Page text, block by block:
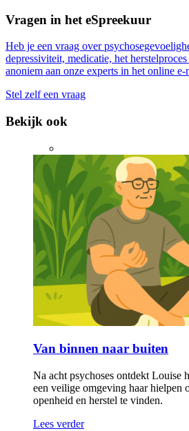
Vragen in het eSpreekuur
Heb je een vraag over
depressiviteit, medicatie, het
anoniem aan onze experts in het online e-
Stel zelf een vraag
Bekijk ook
Van binnen naar buiten
Na acht psychoses ontdekt Louise
een veilige omgeving haar hielpen
openheid en herstel te vinden.
Lees verder